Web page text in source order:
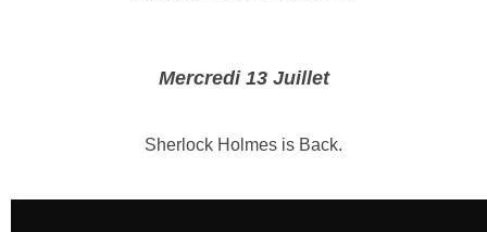
Mercredi 13 Juillet
Sherlock Holmes is Back.